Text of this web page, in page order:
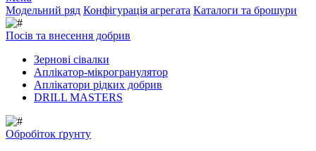
Модельний ряд Конфігурація агрегата Каталоги та брошури
Посів та внесення добрив
Зернові сівалки
Аплікатор-мікрогранулятор
Аплікатори рідких добрив
DRILL MASTERS
Обробіток ґрунту